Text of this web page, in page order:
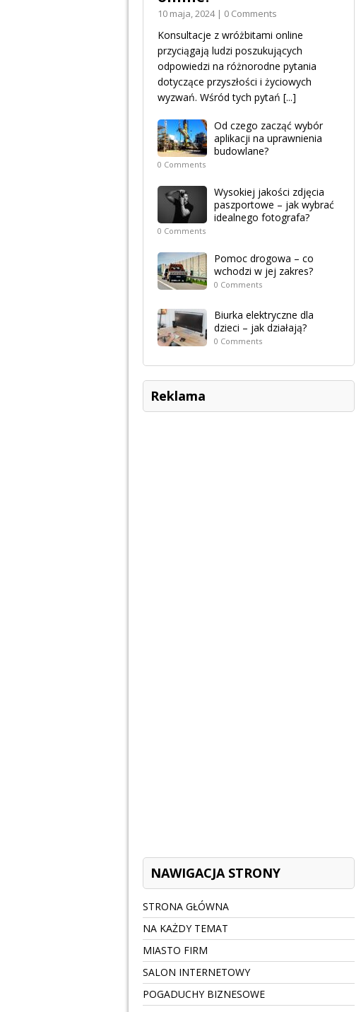
10 maja, 2024 | 0 Comments
Konsultacje z wróżbitami online
przyciągają ludzi poszukujących
odpowiedzi na różnorodne pytania
dotyczące przyszłości i życiowych
wyzwań. Wśród tych pytań [...]
Od czego zacząć wybór
aplikacji na uprawnienia
budowlane?
0 Comments
Wysokiej jakości zdjęcia
paszportowe – jak wybrać
idealnego fotografa?
0 Comments
Pomoc drogowa – co
wchodzi w jej zakres?
0 Comments
Biurka elektryczne dla
dzieci – jak działają?
0 Comments
Reklama
NAWIGACJA STRONY
STRONA GŁÓWNA
NA KAŻDY TEMAT
MIASTO FIRM
SALON INTERNETOWY
POGADUCHY BIZNESOWE